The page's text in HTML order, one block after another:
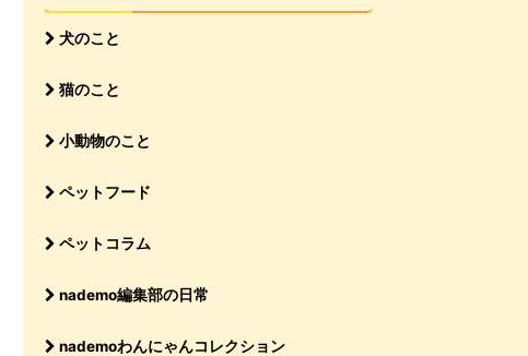
犬のこと
猫のこと
小動物のこと
ペットフード
ペットコラム
nademo編集部の日常
nademoわんにゃんコレクション